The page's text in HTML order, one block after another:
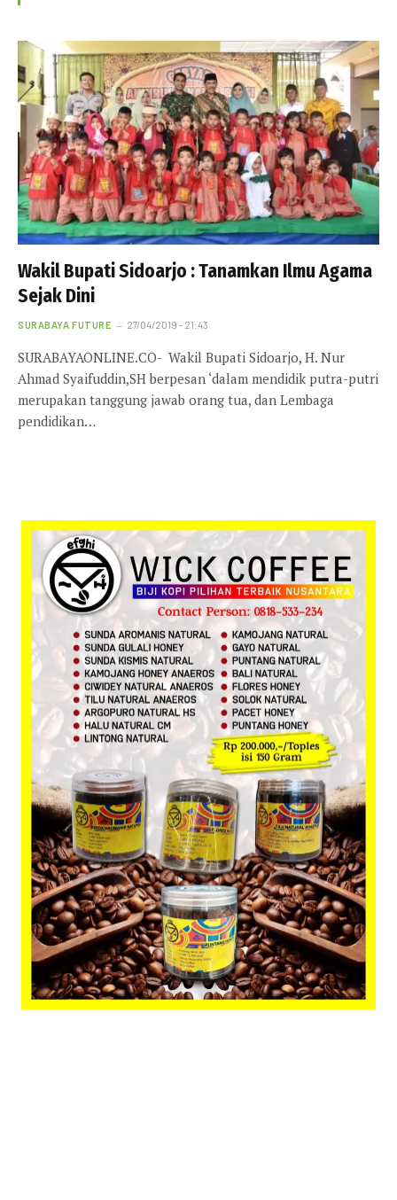
Wakil Bupati Sidoarjo : Tanamkan Ilmu Agama
Sejak Dini
SURABAYA FUTURE 27/04/2019 - 21:43
SURABAYAONLINE.CO- Wakil Bupati Sidoarjo, H. Nur
Ahmad Syaifuddin,SH berpesan ‘dalam mendidik putra-putri
merupakan tanggung jawab orang tua, dan Lembaga
pendidikan…